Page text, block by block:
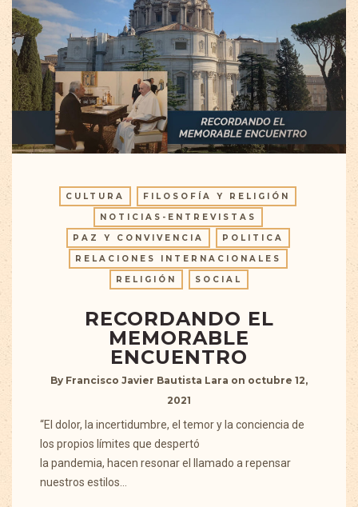
CULTURA
FILOSOFÍA Y RELIGIÓN
NOTICIAS-ENTREVISTAS
PAZ Y CONVIVENCIA
POLITICA
RELACIONES INTERNACIONALES
RELIGIÓN
SOCIAL
RECORDANDO EL
MEMORABLE
ENCUENTRO
By Francisco Javier Bautista Lara on octubre 12,
2021
“El dolor, la incertidumbre, el temor y la conciencia de
los propios límites que despertó
la pandemia, hacen resonar el llamado a repensar
nuestros estilos…